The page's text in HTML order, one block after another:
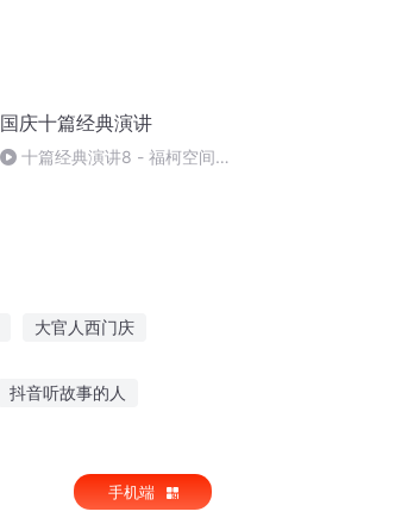
国庆十篇经典演讲
十篇经典演讲8 - 福柯空间回
大官人西门庆
抖音听故事的人
手机端